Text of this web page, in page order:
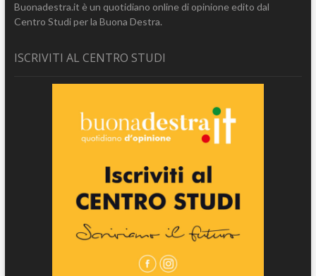
Buonadestra.it è un quotidiano online di opinione edito dal
Centro Studi per la Buona Destra.
ISCRIVITI AL CENTRO STUDI